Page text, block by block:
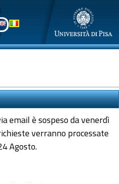
email è sospeso da venerdì
verranno processate
Agosto.